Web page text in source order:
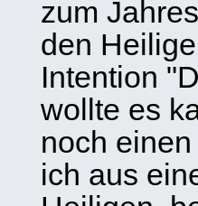
zum
den
Intention
wollte es
noch
ich aus